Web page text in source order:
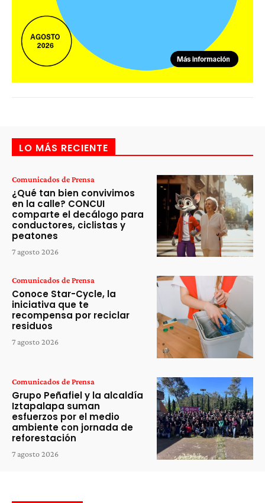
LO MÁS RECIENTE
Comunicados de Prensa
¿Qué tan bien convivimos
en la calle? CONCUI
comparte el decálogo para
conductores, ciclistas y
peatones
7 agosto 2026
Comunicados de Prensa
Conoce Star-Cycle, la
iniciativa que te
recompensa por reciclar
residuos
7 agosto 2026
Comunicados de Prensa
Grupo Peñafiel y la alcaldía
Iztapalapa suman
esfuerzos por el medio
ambiente con jornada de
reforestación
7 agosto 2026